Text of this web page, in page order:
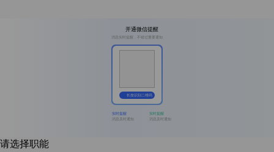
开通微信提醒
消息实时提醒，不错过重要通知
长按识别二维码
实时提醒
消息及时通知
实时提醒
消息及时通知
请选择职能